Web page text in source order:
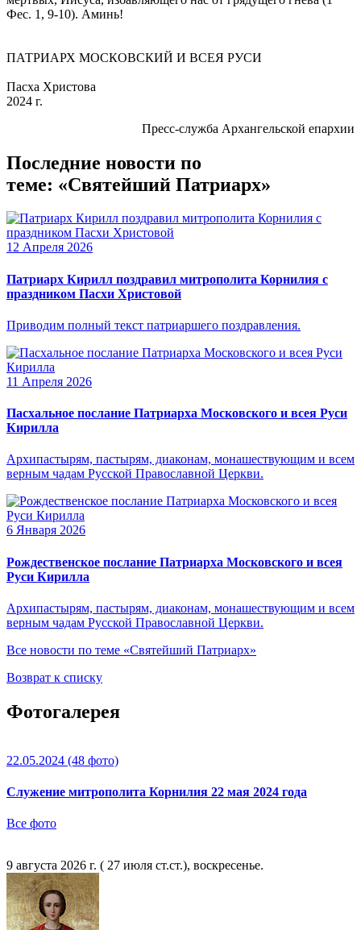
Фес. 1, 9-10). Аминь!
ПАТРИАРХ МОСКОВСКИЙ И ВСЕЯ РУСИ
Пасха Христова
2024 г.
Пресс-служба Архангельской епархии
Последние новости по
теме: «Святейший Патриарх»
12 Апреля 2026
Патриарх Кирилл поздравил митрополита Корнилия с
праздником Пасхи Христовой
Приводим полный текст патриаршего поздравления.
11 Апреля 2026
Пасхальное послание Патриарха Московского и всея Руси
Кирилла
Архипастырям, пастырям, диаконам, монашествующим и всем
верным чадам Русской Православной Церкви.
6 Января 2026
Рождественское послание Патриарха Московского и всея
Руси Кирилла
Архипастырям, пастырям, диаконам, монашествующим и всем
верным чадам Русской Православной Церкви.
Все новости по теме «Святейший Патриарх»
Возврат к списку
Фотогалерея
22.05.2024 (48 фото)
Служение митрополита Корнилия 22 мая 2024 года
Все фото
9 августа 2026 г. ( 27 июля ст.ст.), воскресенье.